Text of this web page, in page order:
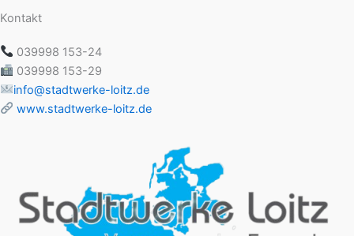
Kontakt
039998 153-24
039998 153-29
info@stadtwerke-loitz.de
www.stadtwerke-loitz.de